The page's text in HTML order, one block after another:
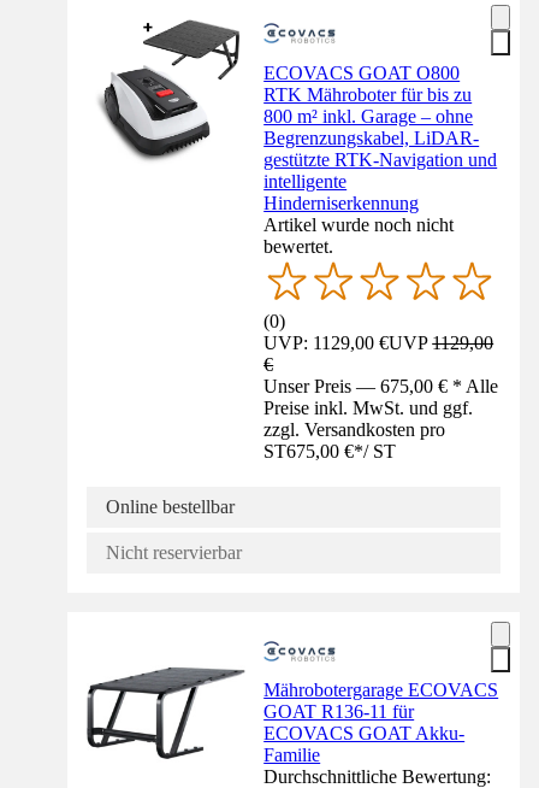
ECOVACS GOAT O800
RTK Mähroboter für bis zu
800 m² inkl. Garage – ohne
Begrenzungskabel, LiDAR-
gestützte RTK-Navigation und
intelligente
Hinderniserkennung
Artikel wurde noch nicht
bewertet.
(0)
UVP: 1129,00 €UVP1129,00
€
Unser Preis — 675,00 € * Alle
Preise inkl. MwSt. und ggf.
zzgl. Versandkosten pro
ST675,00 €*/ ST
Online bestellbar
Nicht reservierbar
Mährobotergarage ECOVACS
GOAT R136-11 für
ECOVACS GOAT Akku-
Familie
Durchschnittliche Bewertung: